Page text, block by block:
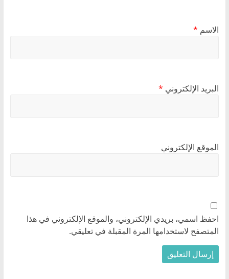
الاسم *
البريد الإلكتروني *
الموقع الإلكتروني
احفظ اسمي، بريدي الإلكتروني، والموقع الإلكتروني في هذا
المتصفح لاستخدامها المرة المقبلة في تعليقي.